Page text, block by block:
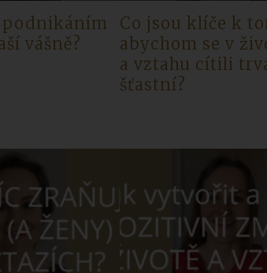
podnikáním
vášně?
Co jsou klíče k
abychom se v
a vztahu cítili
šťastní?